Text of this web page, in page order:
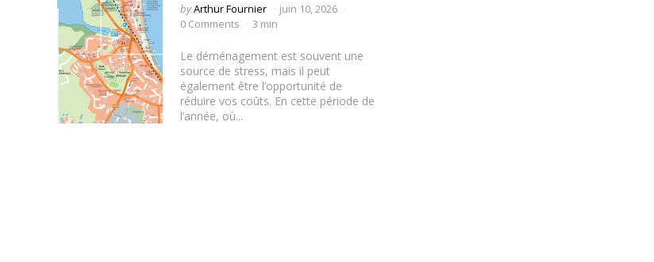
Posted
by
byArthur Fournier
juin 10, 2026
0 Comments
3 min
Le déménagement est souvent une
source de stress, mais il peut
également être l’opportunité de
réduire vos coûts. En cette période de
l’année, où...